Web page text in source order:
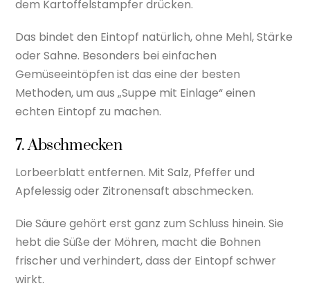
dem Kartoffelstampfer drücken.
Das bindet den Eintopf natürlich, ohne Mehl, Stärke
oder Sahne. Besonders bei einfachen
Gemüseeintöpfen ist das eine der besten
Methoden, um aus „Suppe mit Einlage“ einen
echten Eintopf zu machen.
7. Abschmecken
Lorbeerblatt entfernen. Mit Salz, Pfeffer und
Apfelessig oder Zitronensaft abschmecken.
Die Säure gehört erst ganz zum Schluss hinein. Sie
hebt die Süße der Möhren, macht die Bohnen
frischer und verhindert, dass der Eintopf schwer
wirkt.